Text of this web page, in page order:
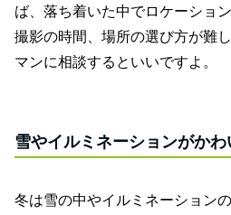
ば、落ち着いた中でロケーショ
撮影の時間、場所の選び方が難
マンに相談するといいですよ。
雪やイルミネーションがかわ
冬は雪の中やイルミネーション